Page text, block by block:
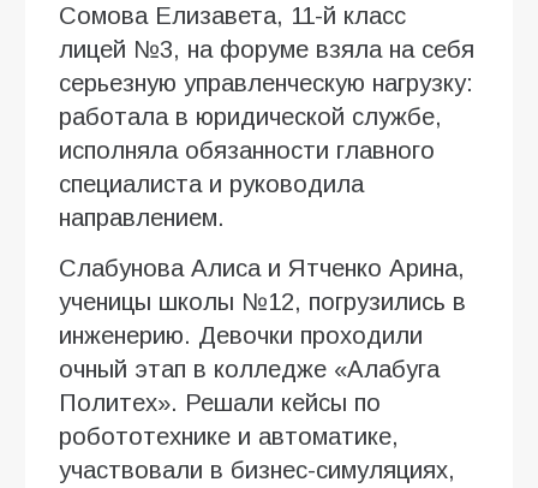
Сомова Елизавета, 11-й класс
лицей №3, на форуме взяла на себя
серьезную управленческую нагрузку:
работала в юридической службе,
исполняла обязанности главного
специалиста и руководила
направлением.
Слабунова Алиса и Ятченко Арина,
ученицы школы №12, погрузились в
инженерию. Девочки проходили
очный этап в колледже «Алабуга
Политех». Решали кейсы по
робототехнике и автоматике,
участвовали в бизнес-симуляциях,